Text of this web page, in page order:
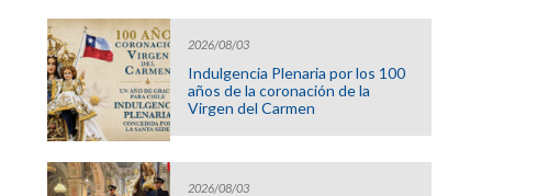
2026/08/03
Indulgencia Plenaria por los 100
años de la coronación de la
Virgen del Carmen
2026/08/03